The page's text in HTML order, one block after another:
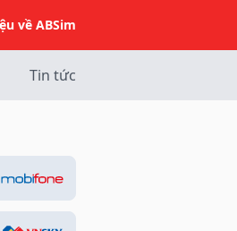
về ABSim
Tin tức